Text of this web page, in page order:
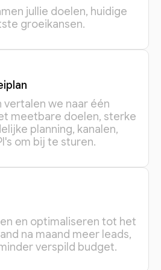
jullie doelen, huidige
groeikansen.
vertalen we naar één
meetbare doelen, sterke
planning, kanalen,
om bij te sturen.
en optimaliseren tot het
na maand meer leads,
verspild budget.